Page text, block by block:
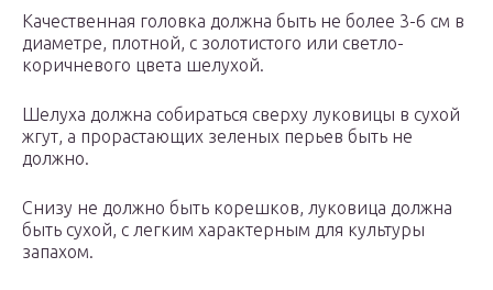
Качественная головка должна быть не более 3-6 см в
диаметре, плотной, с золотистого или светло-
коричневого цвета шелухой.
Шелуха должна собираться сверху луковицы в сухой
жгут, а прорастающих зеленых перьев быть не
должно.
Снизу не должно быть корешков, луковица должна
быть сухой, с легким характерным для культуры
запахом.